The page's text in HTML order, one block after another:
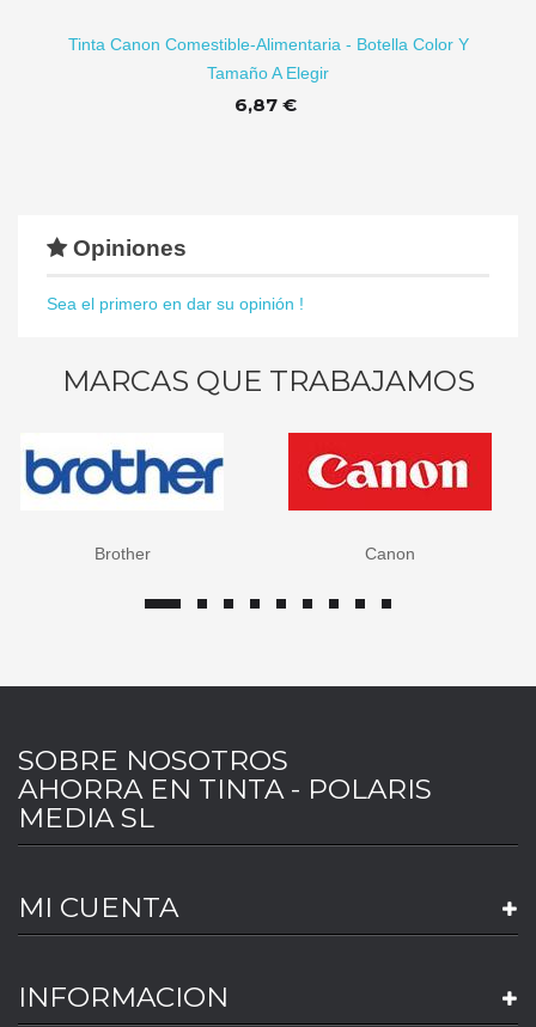
Tinta Canon Comestible-Alimentaria - Botella Color Y
Tamaño A Elegir
6,87 €
Opiniones
Sea el primero en dar su opinión !
MARCAS QUE TRABAJAMOS
Brother Canon
SOBRE NOSOTROS
AHORRA EN TINTA - POLARIS
MEDIA SL
MI CUENTA
INFORMACION